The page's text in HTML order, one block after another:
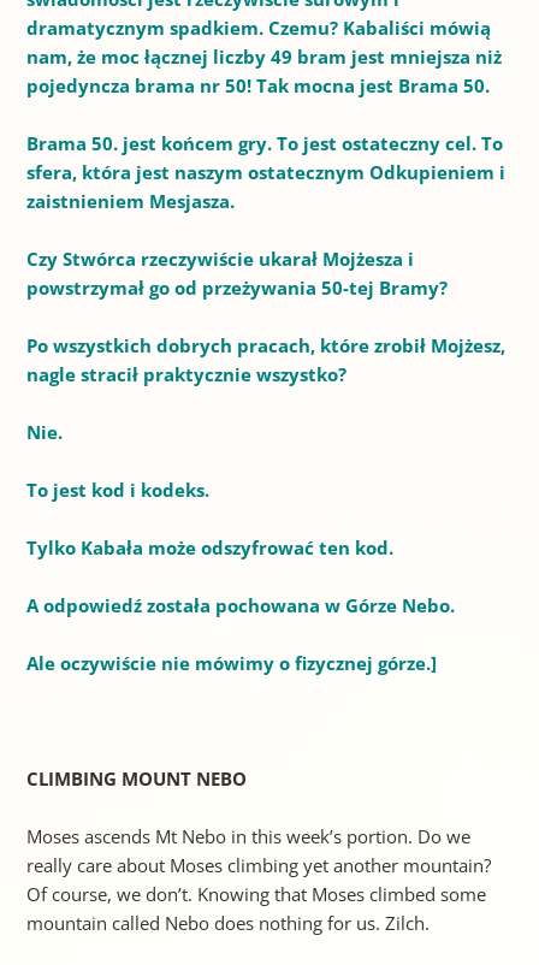
dramatycznym spadkiem. Czemu? Kabaliści mówią
nam, że moc łącznej liczby 49 bram jest mniejsza niż
pojedyncza brama nr 50! Tak mocna jest Brama 50.
Brama 50. jest końcem gry. To jest ostateczny cel. To
sfera, która jest naszym ostatecznym Odkupieniem i
zaistnieniem Mesjasza.
Czy Stwórca rzeczywiście ukarał Mojżesza i
powstrzymał go od przeżywania 50-tej Bramy?
Po wszystkich dobrych pracach, które zrobił Mojżesz,
nagle stracił praktycznie wszystko?
Nie.
To jest kod i kodeks.
Tylko Kabała może odszyfrować ten kod.
A odpowiedź została pochowana w Górze Nebo.
Ale oczywiście nie mówimy o fizycznej górze.]
CLIMBING MOUNT NEBO
Moses ascends Mt Nebo in this week’s portion. Do we
really care about Moses climbing yet another mountain?
Of course, we don’t. Knowing that Moses climbed some
mountain called Nebo does nothing for us. Zilch.